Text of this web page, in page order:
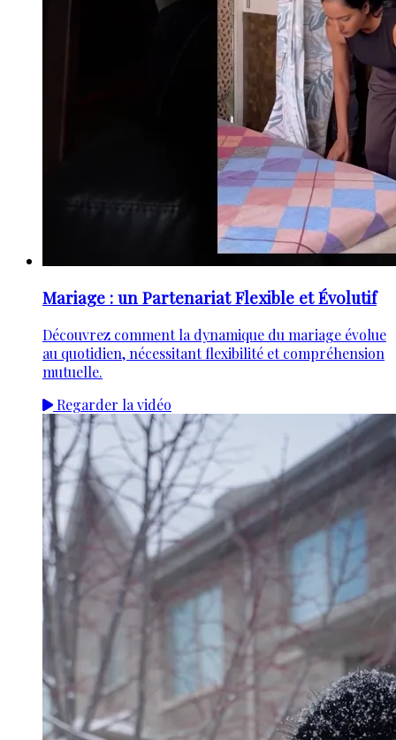
Mariage : un Partenariat Flexible et Évolutif
Découvrez comment la dynamique du mariage évolue
au quotidien, nécessitant flexibilité et compréhension
mutuelle.
Regarder la vidéo